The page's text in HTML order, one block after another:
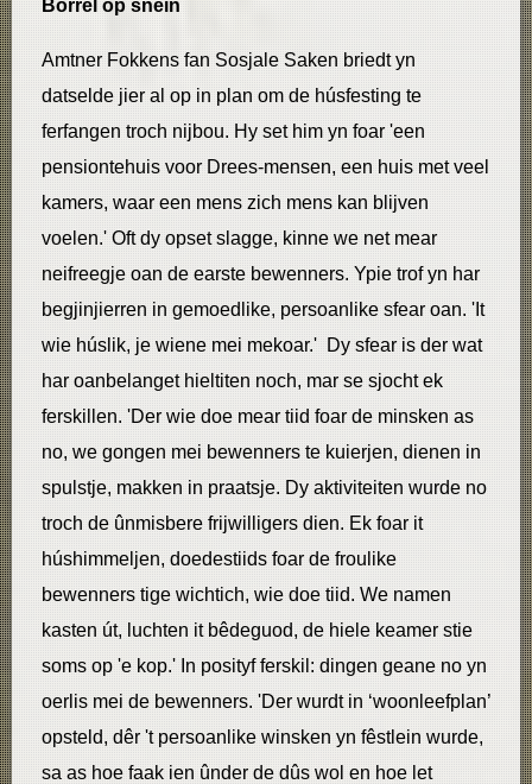
Borrel op snein
Amtner Fokkens fan Sosjale Saken briedt yn
datselde jier al op in plan om de húsfesting te
ferfangen troch nijbou. Hy set him yn foar 'een
pensiontehuis voor Drees-mensen, een huis met veel
kamers, waar een mens zich mens kan blijven
voelen.' Oft dy opset slagge, kinne we net mear
neifreegje oan de earste bewenners. Ypie trof yn har
begjinjierren in gemoedlike, persoanlike sfear oan. 'It
wie húslik, je wiene mei mekoar.' Dy sfear is der wat
har oanbelanget hieltiten noch, mar se sjocht ek
ferskillen. 'Der wie doe mear tiid foar de minsken as
no, we gongen mei bewenners te kuierjen, dienen in
spulstje, makken in praatsje. Dy aktiviteiten wurde no
troch de ûnmisbere frijwilligers dien. Ek foar it
húshimmeljen, doedestiids foar de froulike
bewenners tige wichtich, wie doe tiid. We namen
kasten út, luchten it bêdeguod, de hiele keamer stie
soms op 'e kop.' In posityf ferskil: dingen geane no yn
oerlis mei de bewenners. 'Der wurdt in ‘woonleefplan’
opsteld, dêr 't persoanlike winsken yn fêstlein wurde,
sa as hoe faak ien ûnder de dûs wol en hoe let